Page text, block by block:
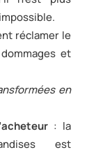
réclamer le
et
en
: la
est